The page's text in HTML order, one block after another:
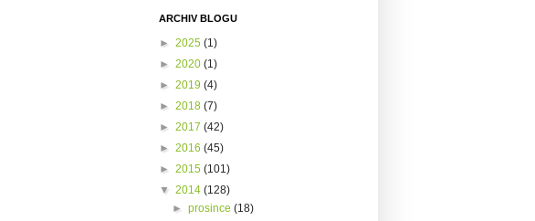
ARCHIV BLOGU
► 2025 (1)
► 2020 (1)
► 2019 (4)
► 2018 (7)
► 2017 (42)
► 2016 (45)
► 2015 (101)
▼ 2014 (128)
►prosince(18)